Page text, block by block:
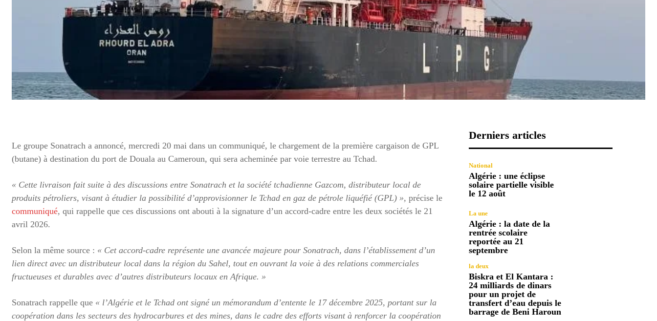
Le groupe Sonatrach a annoncé, mercredi 20 mai dans un communiqué, le chargement de la première cargaison de GPL
(butane) à destination du port de Douala au Cameroun, qui sera acheminée par voie terrestre au Tchad.
« Cette livraison fait suite à des discussions entre Sonatrach et la société tchadienne Gazcom, distributeur local de
produits pétroliers, visant à étudier la possibilité d’approvisionner le Tchad en gaz de pétrole liquéfié (GPL) », précise le
communiqué, qui rappelle que ces discussions ont abouti à la signature d’un accord-cadre entre les deux sociétés le 21
avril 2026.
Selon la même source : « Cet accord-cadre représente une avancée majeure pour Sonatrach, dans l’établissement d’un
lien direct avec un distributeur local dans la région du Sahel, tout en ouvrant la voie à des relations commerciales
fructueuses et durables avec d’autres distributeurs locaux en Afrique. »
Sonatrach rappelle que « l’Algérie et le Tchad ont signé un mémorandum d’entente le 17 décembre 2025, portant sur la
coopération dans les secteurs des hydrocarbures et des mines, dans le cadre des efforts visant à renforcer la coopération
Derniers articles
National
Algérie : une éclipse
solaire partielle visible
le 12 août
La une
Algérie : la date de la
rentrée scolaire
reportée au 21
septembre
la deux
Biskra et El Kantara :
24 milliards de dinars
pour un projet de
transfert d’eau depuis le
barrage de Beni Haroun